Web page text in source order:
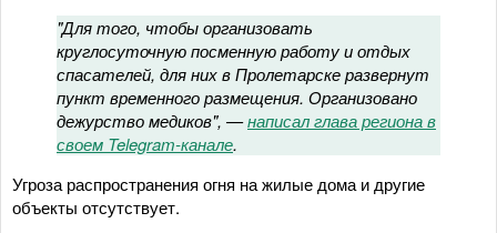
"Для того, чтобы организовать
круглосуточную посменную работу и отдых
спасателей, для них в Пролетарске развернут
пункт временного размещения. Организовано
дежурство медиков", —написал глава региона в
своем Telegram-канале.
Угроза распространения огня на жилые дома и другие
объекты отсутствует.